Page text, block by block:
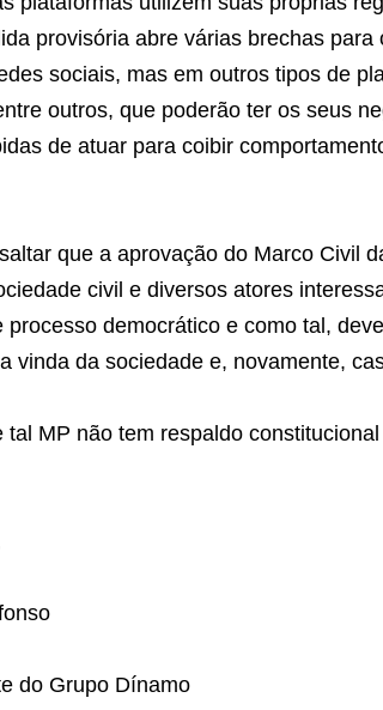
as plataformas utilizem
perfis e de conteúdo, a
mau uso das mesmas, não
em outros tipos de
dentre outros,
indesejáveis ou
ressaltar que a aprovação
Entendemos que o
e como tal, deve ser
sobre o tema.
tal MP não tem respaldo